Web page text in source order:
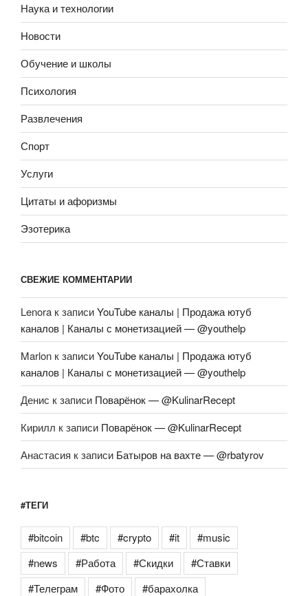
Наука и технологии
Новости
Обучение и школы
Психология
Развлечения
Спорт
Услуги
Цитаты и афоризмы
Эзотерика
СВЕЖИЕ КОММЕНТАРИИ
Lenora к записиYouTube каналы | Продажа ютуб
каналов | Каналы с монетизацией — @youthelp
Marlon к записиYouTube каналы | Продажа ютуб
каналов | Каналы с монетизацией — @youthelp
Денис к записи Поварёнок — @KulinarRecept
Кирилл к записи Поварёнок — @KulinarRecept
Анастасия к записи Батыров на вахте — @rbatyrov
#ТЕГИ
#bitcoin #btc #crypto #it
#music
#news
#Работа #Скидки
#Ставки
#Телеграм
#Фото
#барахолка